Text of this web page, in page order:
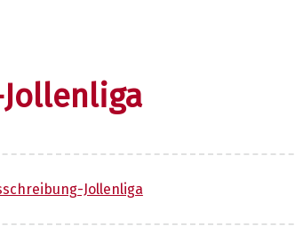
Jollenliga